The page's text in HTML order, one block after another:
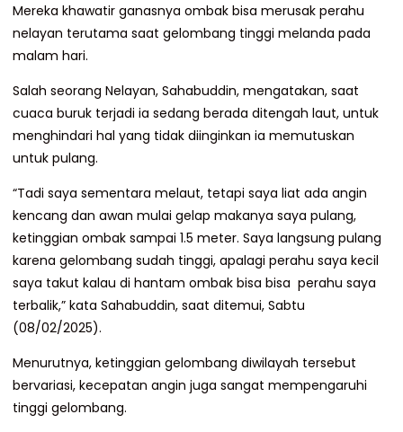
Mereka khawatir ganasnya ombak bisa merusak perahu
nelayan terutama saat gelombang tinggi melanda pada
malam hari.
Salah seorang Nelayan, Sahabuddin, mengatakan, saat
cuaca buruk terjadi ia sedang berada ditengah laut, untuk
menghindari hal yang tidak diinginkan ia memutuskan
untuk pulang.
“Tadi saya sementara melaut, tetapi saya liat ada angin
kencang dan awan mulai gelap makanya saya pulang,
ketinggian ombak sampai 1.5 meter. Saya langsung pulang
karena gelombang sudah tinggi, apalagi perahu saya kecil
saya takut kalau di hantam ombak bisa bisa perahu saya
terbalik,” kata Sahabuddin, saat ditemui, Sabtu
(08/02/2025).
Menurutnya, ketinggian gelombang diwilayah tersebut
bervariasi, kecepatan angin juga sangat mempengaruhi
tinggi gelombang.